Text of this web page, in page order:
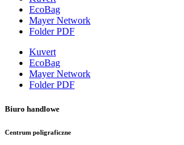
EcoBag
Mayer Network
Folder PDF
Kuvert
EcoBag
Mayer Network
Folder PDF
Biuro handlowe
Centrum poligraficzne